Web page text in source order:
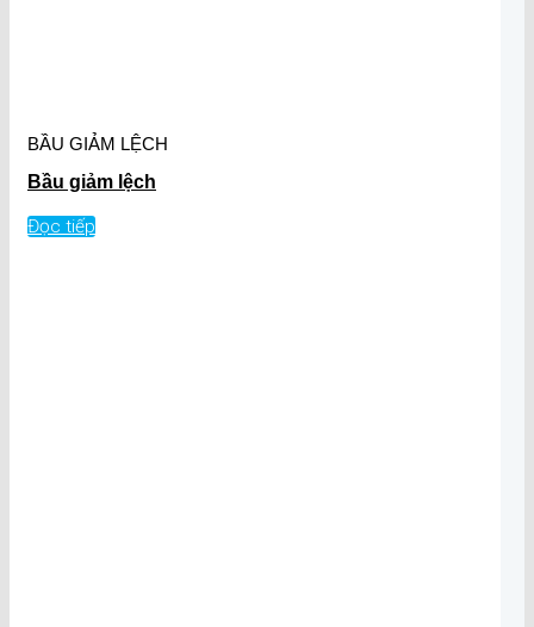
BẦU GIẢM LỆCH
Bầu giảm lệch
Đọc tiếp